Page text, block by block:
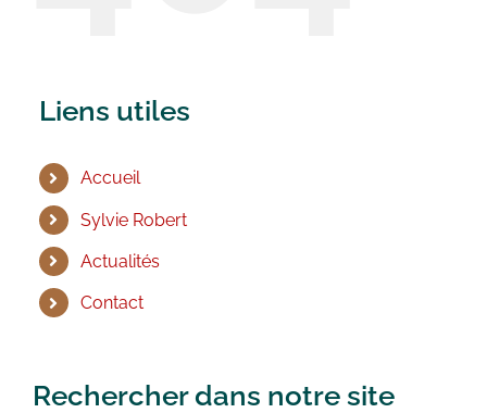
Liens utiles
Accueil
Sylvie Robert
Actualités
Contact
Rechercher dans notre site